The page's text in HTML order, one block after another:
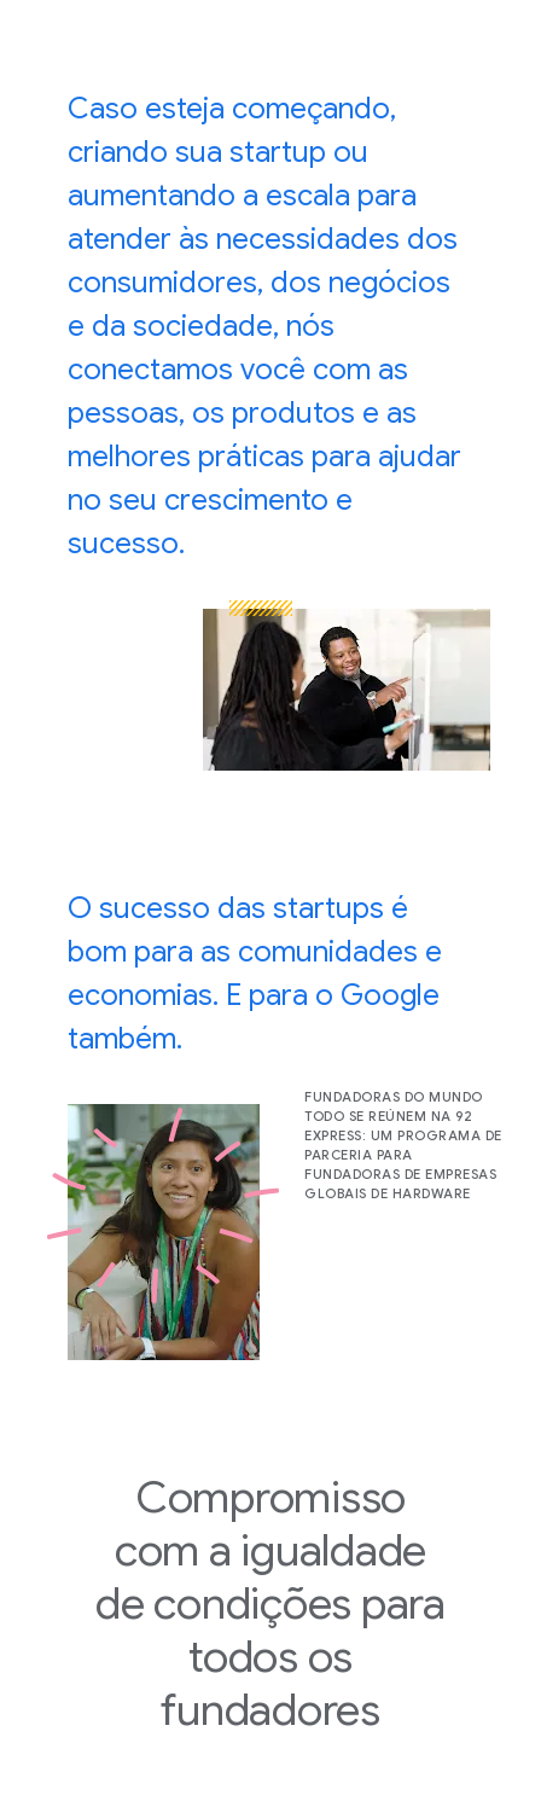
Caso esteja começando,
criando sua startup ou
aumentando a escala para
atender às necessidades dos
consumidores, dos negócios
e da sociedade, nós
conectamos você com as
pessoas, os produtos e as
melhores práticas para ajudar
no seu crescimento e
sucesso.
O sucesso das startups é
bom para as comunidades e
economias. E para o Google
também.
FUNDADORAS DO MUNDO
TODO SE REÚNEM NA 92
EXPRESS: UM PROGRAMA DE
PARCERIA PARA
FUNDADORAS DE EMPRESAS
GLOBAIS DE HARDWARE
Compromisso
com a igualdade
de condições para
todos os
fundadores